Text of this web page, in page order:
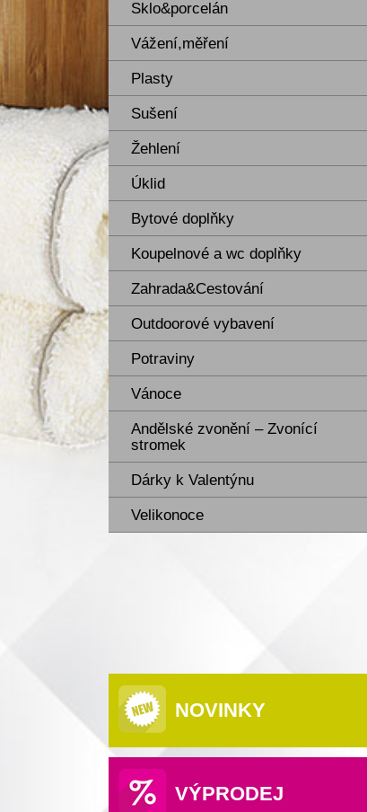
Sklo&porcelán
Vážení,měření
Plasty
Sušení
Žehlení
Úklid
Bytové doplňky
Koupelnové a wc doplňky
Zahrada&Cestování
Outdoorové vybavení
Potraviny
Vánoce
Andělské zvonění – Zvonící
stromek
Dárky k Valentýnu
Velikonoce
NOVINKY
VÝPRODEJ